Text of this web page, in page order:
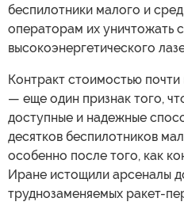
беспилотники малого и
операторам их уничтожать
высокоэнергетического
Контракт стоимостью
— еще один признак того,
доступные и надежные
десятков беспилотников
особенно после того, как
Иране истощили арсеналы
труднозаменяемых ракет-